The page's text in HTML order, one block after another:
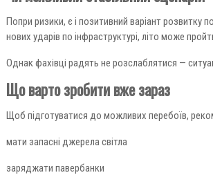
Попри ризики, є і позитивний варіант розвитку
нових ударів по інфраструктурі, літо може
Однак фахівці радять не розслаблятися —
Що варто зробити вже зараз
Щоб підготуватися до можливих перебоїв,
мати запасні джерела світла
заряджати павербанки